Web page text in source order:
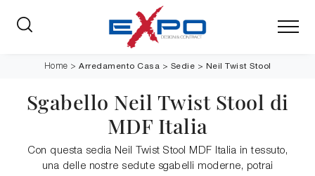
Home > Arredamento Casa > Sedie > Neil Twist Stool
Sgabello Neil Twist Stool di
MDF Italia
Con questa sedia Neil Twist Stool MDF Italia in tessuto,
una delle nostre sedute sgabelli moderne, potrai